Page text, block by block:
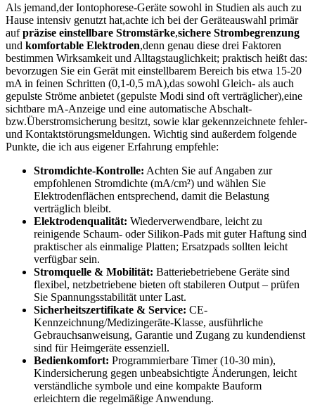
Als​ jemand,der ⁢Iontophorese-Geräte‍ sowohl in Studien als auch⁣ zu
Hause intensiv genutzt hat,achte ​ich ‌bei‌ der Geräteauswahl primär
aufpräzise ​einstellbare Stromstärke,sichere Strombegrenzung
⁢und komfortable Elektroden,denn​ genau diese drei Faktoren
bestimmen Wirksamkeit und Alltagstauglichkeit; ⁣praktisch heißt das:
bevorzugen Sie ein Gerät mit‌ einstellbarem Bereich bis etwa 15-20
mA in⁣ feinen Schritten‍ (0,1-0,5 mA),das ⁢sowohl Gleich- ⁣als‍ auch
gepulste Ströme anbietet (gepulste Modi sind ⁣oft ⁤verträglicher),eine
sichtbare ‍mA-Anzeige und eine automatische⁢ Abschalt-
bzw.Überstromsicherung ⁣besitzt, ⁤sowie ⁢klar‌ gekennzeichnete fehler-
‍und Kontaktstörungsmeldungen. Wichtig sind außerdem folgende
Punkte, die⁣ ich⁤ aus ​eigener Erfahrung empfehle: ‌
Stromdichte-Kontrolle: Achten Sie auf Angaben zur
empfohlenen Stromdichte (mA/cm²) und wählen Sie
Elektrodenflächen entsprechend, ‌damit die Belastung ​
verträglich bleibt.
Elektrodenqualität: Wiederverwendbare, leicht ‍zu
reinigende ⁤Schaum- oder Silikon-Pads‌ mit guter Haftung sind
praktischer als einmalige‌ Platten;‍ Ersatzpads sollten ‍leicht
verfügbar‌ sein.
Stromquelle & Mobilität: Batteriebetriebene Geräte ⁢sind⁤
flexibel, netzbetriebene‌ bieten⁣ oft‍ stabileren Output – prüfen
Sie‍ Spannungsstabilität unter Last.
Sicherheitszertifikate ​& Service: CE-
Kennzeichnung/Medizingeräte-Klasse, ‌ausführliche ​
Gebrauchsanweisung, Garantie und ​Zugang zu kundendienst
sind⁣ für Heimgeräte essenziell.
Bedienkomfort: Programmierbare Timer ⁢(10-30 ‍min),⁢
Kindersicherung ⁤gegen unbeabsichtigte Änderungen, ⁢leicht
‌verständliche symbole und‍ eine kompakte⁣ Bauform
erleichtern die regelmäßige Anwendung.